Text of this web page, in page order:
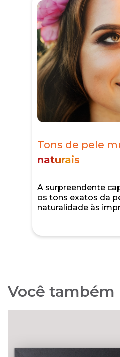
Tons de pele
naturais
A surpreendente
os tons exatos da
naturalidade às
Você